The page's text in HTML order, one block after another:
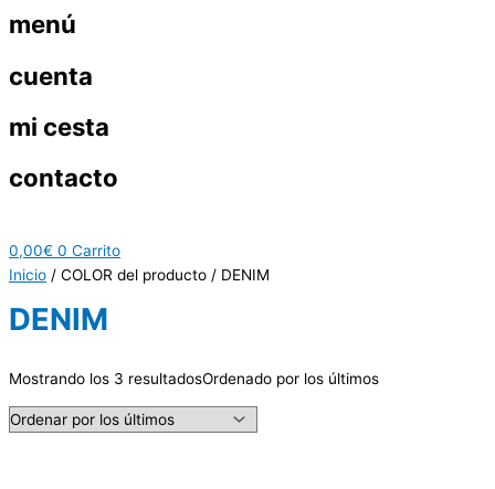
menú
cuenta
mi cesta
contacto
0,00€ 0 Carrito
Inicio / COLOR del producto / DENIM
DENIM
Mostrando los 3 resultadosOrdenado por los últimos